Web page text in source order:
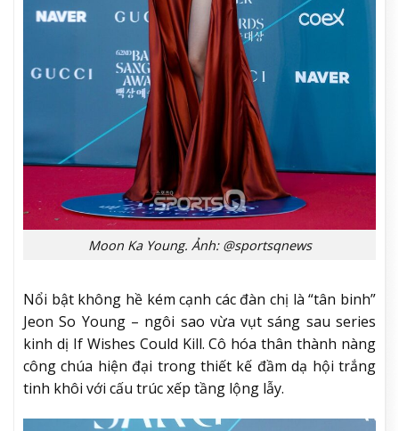
Moon Ka Young. Ảnh: @sportsqnews
Nổi bật không hề kém cạnh các đàn chị là “tân binh”
Jeon So Young – ngôi sao vừa vụt sáng sau series
kinh dị If Wishes Could Kill. Cô hóa thân thành nàng
công chúa hiện đại trong thiết kế đầm dạ hội trắng
tinh khôi với cấu trúc xếp tầng lộng lẫy.